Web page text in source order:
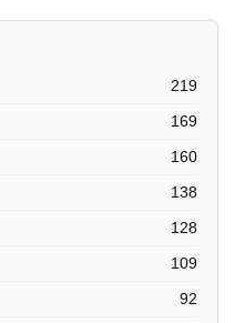
219
169
160
138
128
109
92